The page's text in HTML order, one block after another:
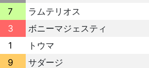
7
ラムテリオス
3
ボニーマジェスティ
1
トウマ
9 サダージ